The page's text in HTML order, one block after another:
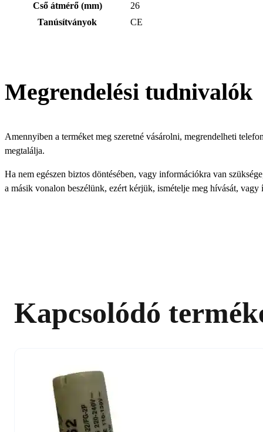
Cső átmérő (mm)
26
Tanúsítványok
CE
Megrendelési tudnivalók
Amennyiben a terméket meg szeretné vásárolni, megrendelheti
megtalálja.
Ha nem egészen biztos döntésében, vagy információkra van
a másik vonalon beszélünk, ezért kérjük, ismételje meg hívását, vagy
Kapcsolódó